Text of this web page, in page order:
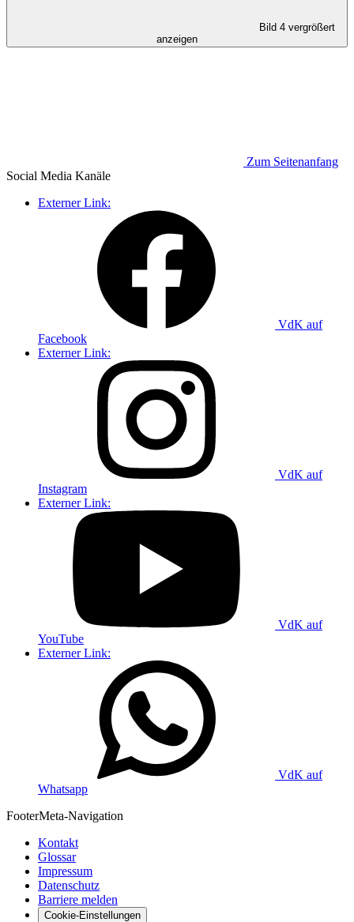
Bild 4 vergrößert
anzeigen
Zum Seitenanfang
Social Media Kanäle
Externer Link:
VdK auf
Facebook
Externer Link:
VdK auf
Instagram
Externer Link:
VdK auf
YouTube
Externer Link:
VdK auf
Whatsapp
FooterMeta-Navigation
Kontakt
Glossar
Impressum
Datenschutz
Barriere melden
Cookie-Einstellungen